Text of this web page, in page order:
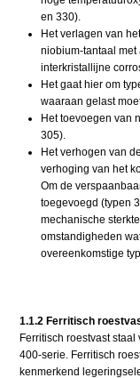
en 330).
Het verlagen van
niobium-tantaal
interkristallijne
Het gaat hier om
waaraan gelast
Het toevoegen van
305).
Het verhogen van
verhoging van het
Om de
toegevoegd (typen
mechanische
omstandigheden
overeenkomstige
1.1.2 Ferritisch
Ferritisch roestvast staal
400-serie. Ferritisch
kenmerkend